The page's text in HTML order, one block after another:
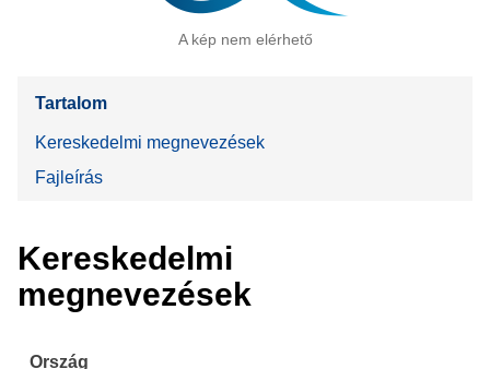
A kép nem elérhető
Tartalom
Kereskedelmi megnevezések
Fajleírás
Kereskedelmi
megnevezések